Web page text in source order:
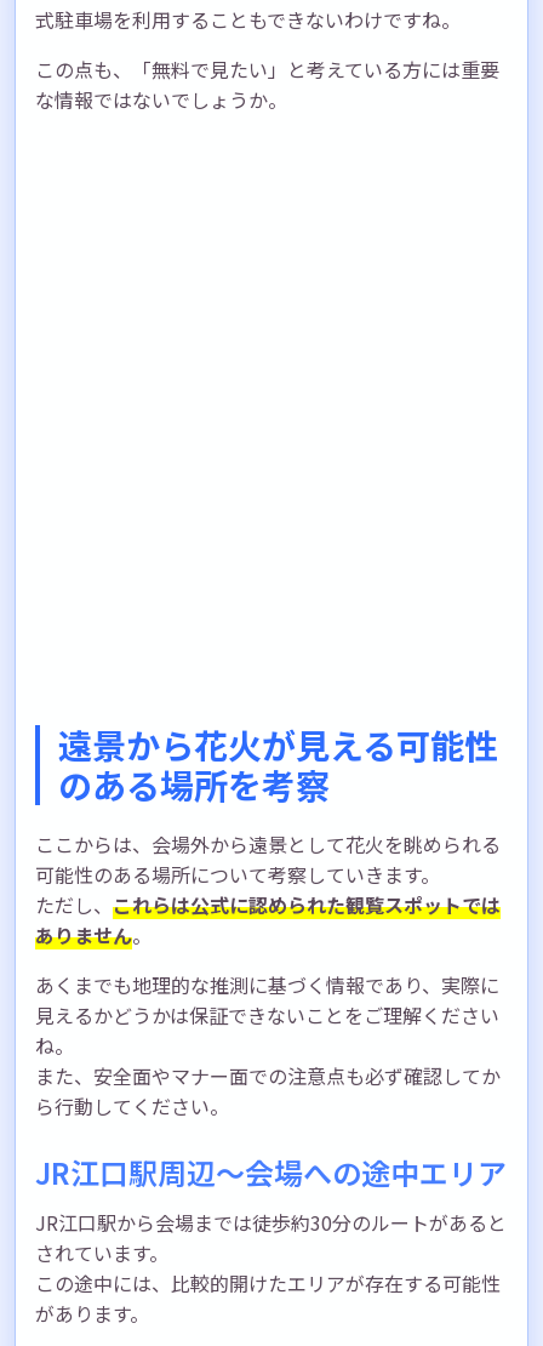
式駐車場を利用することもできないわけですね。
この点も、「無料で見たい」と考えている方には重要
な情報ではないでしょうか。
遠景から花火が見える可能性
のある場所を考察
ここからは、会場外から遠景として花火を眺められる
可能性のある場所について考察していきます。
ただし、 これらは公式に認められた観覧スポットでは
ありません。
あくまでも地理的な推測に基づく情報であり、実際に
見えるかどうかは保証できないことをご理解ください
ね。
また、安全面やマナー面での注意点も必ず確認してか
ら行動してください。
JR江口駅周辺〜会場への途中エリア
JR江口駅から会場までは徒歩約30分のルートがあると
されています。
この途中には、比較的開けたエリアが存在する可能性
があります。